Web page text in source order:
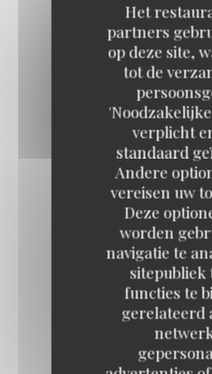
Het
partners
op deze site,
tot de
verplicht
standaard
Andere
vereisen uw
Deze
worden
navigatie te
sitepubliek
functies te
gerelateerd
추
RIZ -
Bol
KIMCHI
Choux chinois
3,00